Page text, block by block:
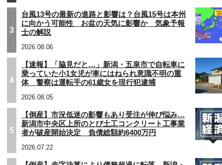
3
台風13号の最新の進路と影響は？台風15号は本州
に向かう可能性 お盆の天気に影響か 気象予報
士の解説
2026.08.06
4
【速報】「脇見だと…」新潟・五泉市で自転車に
乗っていた小1女児が車にはねられ意識不明の重
体 警察は運転手の61歳女を現行犯逮捕
2026.08.05
5
【倒産】市況低迷の影響もあり受注が伸び悩み…
新潟市中央区上所のとび土工コンクリート工事業
者が破産開始決定 負債総額約6400万円
2026.07.22